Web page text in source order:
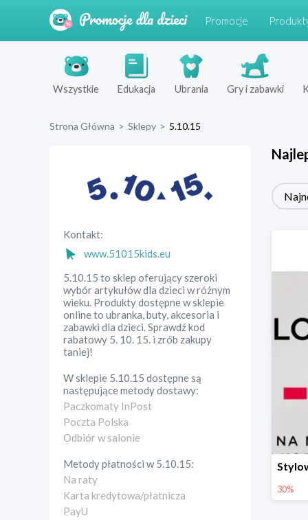
Promocje
Wszystkie Edukacja Ubrania Gry i zabawki
Strona Główna > Sklepy > 5.10.15
Kontakt:
www.51015kids.eu
5.10.15 to sklep oferujący szeroki
wybór artykułów dla dzieci w różnym
wieku. Produkty dostępne w sklepie
online to ubranka, buty, akcesoria i
zabawki dla dzieci. Sprawdź kod
rabatowy 5. 10. 15. i zrób zakupy
taniej!
W sklepie 5.10.15 dostępne są
następujące metody dostawy:
Paczkomaty InPost
Poczta Polska
Odbiór w salonie
Metody płatności w5.10.15:
Na raty
Karta kredytowa/płatnicza
PayU
30%